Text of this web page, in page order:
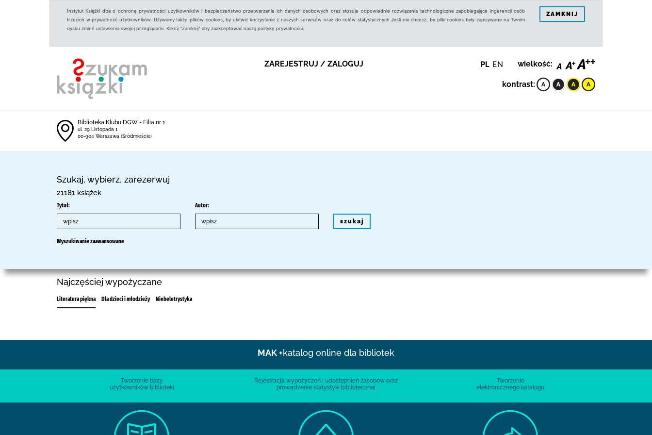
Instytut Książki dba o ochronę prywatności użytkowników i bezpieczeństwo przetwarzania ich danych osobowych oraz stosuje odpowiednie rozwiązania technologiczne zapobiegające ingerencji osób
trzecich w prywatność użytkowników. Używamy także plików cookies, by ułatwić korzystanie z naszych serwisów oraz do celów statystycznych.Jeśli nie chcesz, by pliki cookies były zapisywane na Twoim
dysku zmień ustawienia swojej przeglądarki. Kliknij "Zamknij" aby zaakceptować naszą politykę prywatności.
ZAMKNIJ
ZAREJESTRUJ / ZALOGUJ PL EN wielkość:
kontrast:
Biblioteka Klubu DGW - Filia nr 1
ul. 29 Listopada 1
00-904 Warszawa (Śródmieście)
Szukaj, wybierz, zarezerwuj
21181 książek
Tytuł: Autor:
szukaj
Wyszukiwanie zaawansowane
Najczęściej wypożyczane
Literatura piękna Dla dzieci i młodzieży Niebeletrystyka
MAK +katalog online dla bibliotek
Tworzenie bazy
użytkowników biblioteki
Rejestracja wypożyczeń i udostępnień zasobów oraz
prowadzenie statystyki bibliotecznej
Tworzenie
elektronicznego katalogu